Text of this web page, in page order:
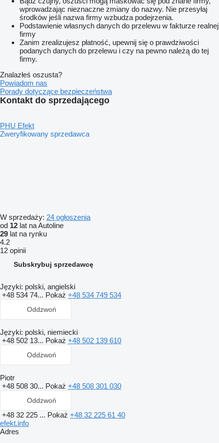
wprowadzając nieznaczne zmiany do nazwy. Nie przesyłaj
środków jeśli nazwa firmy wzbudza podejrzenia.
Podstawienie własnych danych do przelewu w fakturze realnej
firmy
Zanim zrealizujesz płatność, upewnij się o prawdziwości
podanych danych do przelewu i czy na pewno należą do tej
firmy.
Znalazłeś oszusta?
Powiadom nas
Porady dotyczące bezpieczeństwa
Kontakt do sprzedającego
PHU Efekt
Zweryfikowany sprzedawca
W sprzedaży: 24 ogłoszenia
od 12 lat na Autoline
29 lat na rynku
4.2
12 opinii
Subskrybuj sprzedawcę
Języki: polski, angielski
+48 534 74... Pokaż +48 534 749 534
Oddzwoń
Języki: polski, niemiecki
+48 502 13... Pokaż +48 502 139 610
Oddzwoń
Piotr
+48 508 30... Pokaż +48 508 301 030
Oddzwoń
+48 32 225 ... Pokaż +48 32 225 61 40
efekt.info
Adres